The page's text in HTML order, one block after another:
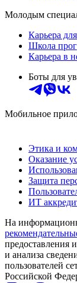
Молодым
Карьера
Школа
Карьера в
Боты для
Мобильное
Этика и
Оказание
Защита
ИТ
На
предоставления
и анализа
пользователей
Российской